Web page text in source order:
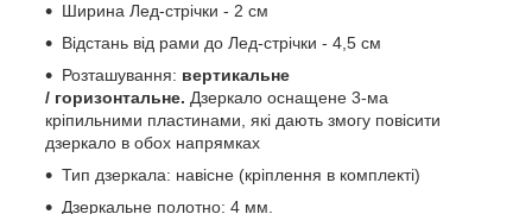
Ширина Лед-стрічки - 2 см
Відстань від рами до Лед-стрічки - 4,5 см
Розташування: вертикальне
/ горизонтальне. Дзеркало оснащене 3-ма
кріпильними пластинами, які дають змогу повісити
дзеркало в обох напрямках
Тип дзеркала: навісне (кріплення в комплекті)
Дзеркальне полотно: 4 мм.